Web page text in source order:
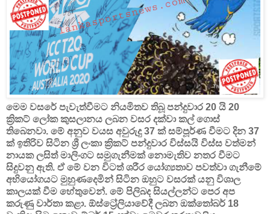
මෙම වසරේ පැවැත්වීමට නියමිතව තිබූ පන්දුවාර 20 යි 20
ක්‍රිකට් ලෝක කුසලානය ලබන වසර දක්වා කල් ගොස්
තිබෙනවා. මේ අනුව වයස අවුරුදු 37 ක් සම්පූර්ණ වීමට දින 37
ක් ඉතිරිව සිටින ශ්‍රී ලංකා ක්‍රිකට් පන්දුවාර විස්සයි විස්ස වත්මන්
නායක ලසිත් මාලිංගට සමුගැනීමක් නොමැතිව නතර වීමට
සිදුවනු ඇති. ඒ මේ වන විටත් ශරීර යෝග්‍යතාව පවත්වා ගැනීමේ
අභියෝගයට මුහුණදෙමින් සිටින ඔහුට වසරක් යනු විශාල
කාලයක් වීම හේතුවෙන්. මේ පිලිබද සියල්ලන්ට පෙර අප
කරුණු වාර්තා කළා. ඕස්ට්‍රේලියාවේදී ලබන ඔක්තෝබර් 18